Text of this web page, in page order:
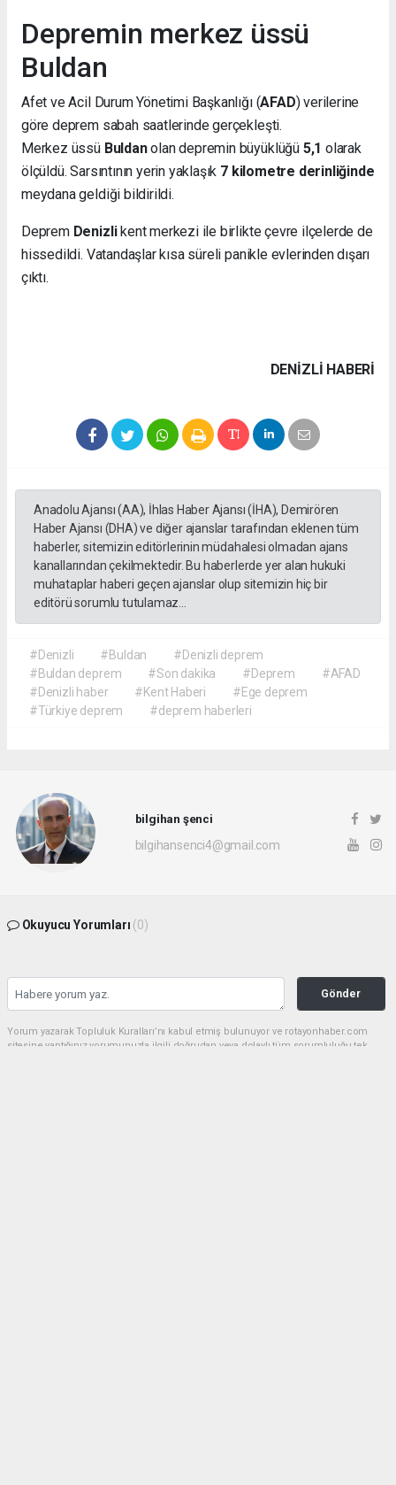
Depremin merkez üssü
Buldan
Afet ve Acil Durum Yönetimi Başkanlığı (AFAD) verilerine
göre deprem sabah saatlerinde gerçekleşti.
Merkez üssü Buldanolan depremin büyüklüğü 5,1 olarak
ölçüldü. Sarsıntının yerin yaklaşık 7 kilometre derinliğinde
meydana geldiği bildirildi.
Deprem Denizlikent merkezi ile birlikte çevre ilçelerde de
hissedildi. Vatandaşlar kısa süreli panikle evlerinden dışarı
çıktı.
DENIZLI HABERİ
Anadolu Ajansı (AA), İhlas Haber Ajansı (İHA), Demirören
Haber Ajansı (DHA) ve diğer ajanslar tarafından eklenen tüm
haberler, sitemizin editörlerinin müdahalesi olmadan ajans
kanallarından çekilmektedir. Bu haberlerde yer alan hukuki
muhataplar haberi geçen ajanslar olup sitemizin hiç bir
editörü sorumlu tutulamaz...
#Denizli #Buldan
#Denizli deprem
#Buldan deprem
#Son dakika #Deprem
#AFAD
#Denizli haber
#Kent Haberi
#Ege deprem
#Türkiye deprem
#deprem haberleri
bilgihan şenci
bilgihansenci4@gmail.com
Okuyucu Yorumları (0)
Gönder
Yorum yazarak Topluluk Kuralları’nı kabul etmiş bulunuyor ve rotayonhaber.com
sitesine yaptığınız yorumunuzla ilgili doğrudan veya dolaylı tüm sorumluluğu tek